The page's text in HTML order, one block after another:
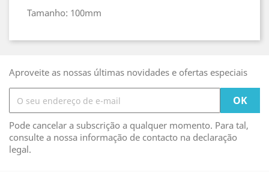
Tamanho: 100mm
Aproveite as nossas últimas novidades e ofertas especiais
Pode cancelar a subscrição a qualquer momento. Para tal,
consulte a nossa informação de contacto na declaração
legal.